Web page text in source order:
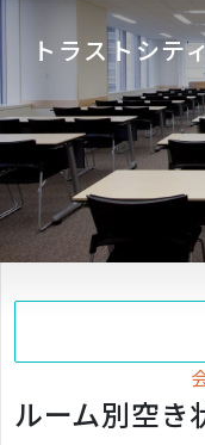
トラストシテ
ルーム別空き